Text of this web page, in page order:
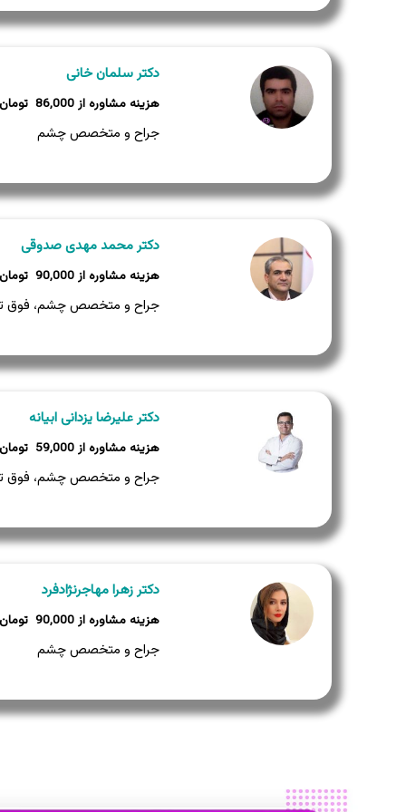
دکتر سلمان خانی
86,000
جراح و متخصص چشم
دکتر محمد مهدی صدوقی
90,000
جراح و متخصص چشم، فوق
دکتر علیرضا یزدانی ابیانه
59,000
جراح و متخصص چشم، فوق
دکتر زهرا مهاجرنژادفرد
90,000
جراح و متخصص چشم